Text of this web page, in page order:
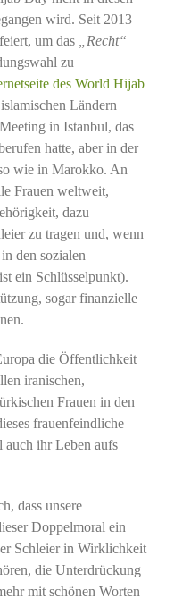
wird. Seit 2013
um das
„Recht“
zu
des World Hijab
Ländern
in Istanbul, das
hatte, aber in der
wie in Marokko. An
Frauen weltweit,
dazu
zu tragen und, wenn
den sozialen
ein Schlüsselpunkt).
sogar finanzielle
die Öffentlichkeit
iranischen,
Frauen in den
frauenfeindliche
auch ihr Leben aufs
dass unsere
Doppelmoral ein
Schleier in Wirklichkeit
die Unterdrückung
mit schönen Worten